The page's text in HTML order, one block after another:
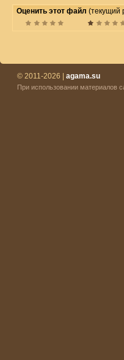
Оценить этот файл (текущий
© 2011-2026 | agama.su
При использовании материалов